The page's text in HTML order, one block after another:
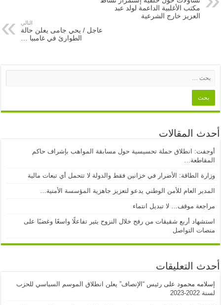
مكتب الأغلبية الداعمة لولد عبد
العزيز خارج الشرعية
التالي
عاجل / يحي جامى يعلن حالة
الطوارئ في غامبيا …
أحدث المقالات
أوجفت: انطلاق حملة تحسيسية حول مسابقة المواهب بإشراف حاكم
المقاطعة…
وزارة الطاقة: الأضرار في خزانين فقط والدولة لا تتحمل أي تبعات مالية
المدير العام للأمن الوطني يدعو لتعزيز جاهزية المؤسسة الأمنية…
مراجعة موقف… لا تبديل انتماء
استشهاد أربع شقيقات من رفح خلال النزوح يثير تفاعلًا واسعًا وغضبًا على
منصات التواصل
أحدث التعليقات
إسلامه محمود علىرئيس “الإنصاف” يعلن انطلاق الموسم السياسي للحزب
لسنة 2022-2023